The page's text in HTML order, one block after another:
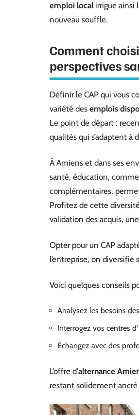
emploi local irrigue ainsi
nouveau souffle.
Comment
perspectives
Définir le CAP qui vous
variété des emplois
Le point de départ :
qualités qui s’adaptent à
À Amiens et dans ses
santé, éducation,
complémentaires,
Profitez de cette
validation des acquis,
Opter pour un CAP
l’entreprise, on diversifie
Voici quelques conseils
Analysez les besoins
Interrogez vos centres
Échangez avec des
L’offre d’alternance
restant solidement